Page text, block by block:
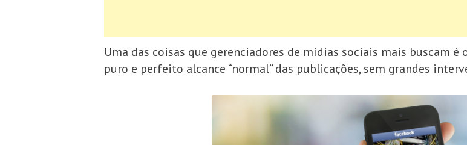
Uma das coisas que gerenciadores de mídias sociais mais buscam é
puro e perfeito alcance “normal” das publicações, sem grandes